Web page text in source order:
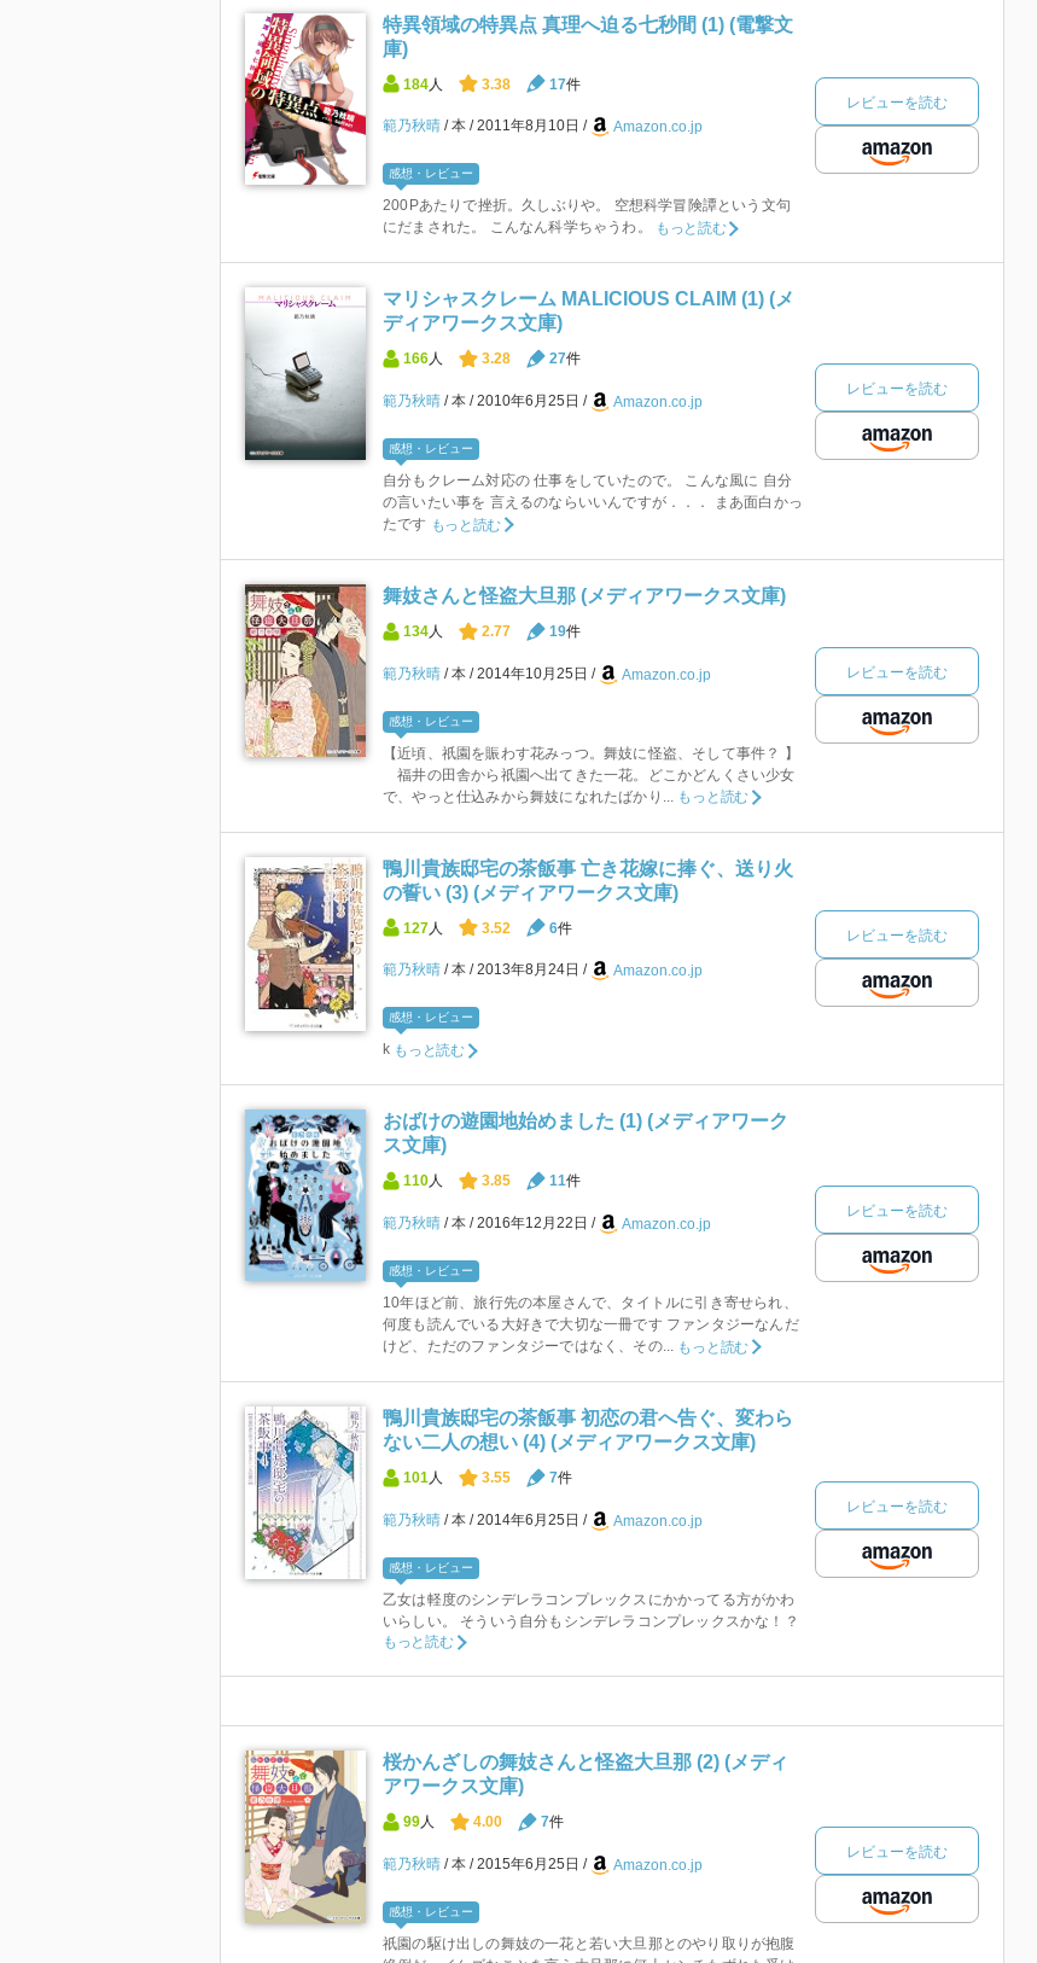
特異領域の特異点 真理へ迫る七秒間 (1) (電撃文
庫)
184 人 3.38 17件
範乃秋晴 本 2011年8月10日 Amazon.co.jp
感想・レビュー
200Pあたりで挫折。久しぶりや。 空想科学冒険譚という文句
にだまされた。 こんなん科学ちゃうわ。
もっと読む
レビューを読む
マリシャスクレーム MALICIOUS CLAIM (1) (メ
ディアワークス文庫)
166人 3.28 27件
範乃秋晴 本 2010年6月25日 Amazon.co.jp
感想・レビュー
自分もクレーム対応の 仕事をしていたので。 こんな風に 自分
の言いたい事を 言えるのならいいんですが．．． まあ面白かっ
たです もっと読む
レビューを読む
舞妓さんと怪盗大旦那 (メディアワークス文庫)
134 人 2.77 19件
範乃秋晴 本 2014年10月25日 Amazon.co.jp
感想・レビュー
【近頃、祇園を賑わす花みっつ。舞妓に怪盗、そして事件？ 】
福井の田舎から祇園へ出てきた一花。どこかどんくさい少女
で、やっと仕込みから舞妓になれたばかり...
もっと読む
レビューを読む
鴨川貴族邸宅の茶飯事 亡き花嫁に捧ぐ、送り火
の誓い (3) (メディアワークス文庫)
127 人 3.52 6件
範乃秋晴 本 2013年8月24日 Amazon.co.jp
感想・レビュー
k もっと読む
レビューを読む
おばけの遊園地始めました (1) (メディアワーク
ス文庫)
110人 3.85 11件
範乃秋晴 本 2016年12月22日 Amazon.co.jp
感想・レビュー
10年ほど前、旅行先の本屋さんで、タイトルに引き寄せられ、
何度も読んでいる大好きで大切な一冊です ファンタジーなんだ
けど、ただのファンタジーではなく、その... もっと読む
レビューを読む
鴨川貴族邸宅の茶飯事 初恋の君へ告ぐ、変わら
ない二人の想い (4) (メディアワークス文庫)
101 人 3.55 7件
範乃秋晴 本 2014年6月25日 Amazon.co.jp
感想・レビュー
乙女は軽度のシンデレラコンプレックスにかかってる方がかわ
いらしい。 そういう自分もシンデレラコンプレックスかな！？
もっと読む
レビューを読む
桜かんざしの舞妓さんと怪盗大旦那 (2) (メディ
アワークス文庫)
99人 4.00 7件
範乃秋晴 本 2015年6月25日 Amazon.co.jp
感想・レビュー
祇園の駆け出しの舞妓の一花と若い大旦那とのやり取りが抱腹
レビューを読む